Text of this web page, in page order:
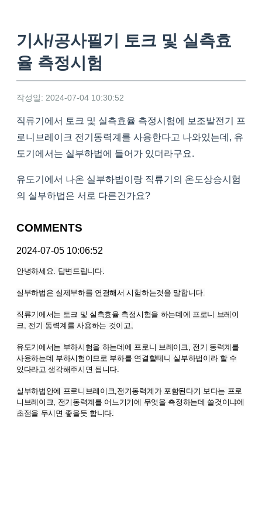
기사/공사필기 토크 및 실측효
율 측정시험
작성일: 2024-07-04 10:30:52
직류기에서 토크 및 실측효율 측정시험에 보조발전기 프
로니브레이크 전기동력계를 사용한다고 나와있는데, 유
도기에서는 실부하법에 들어가 있더라구요.
유도기에서 나온 실부하법이랑 직류기의 온도상승시험
의 실부하법은 서로 다른건가요?
COMMENTS
2024-07-05 10:06:52
안녕하세요. 답변드립니다.
실부하법은 실제부하를 연결해서 시험하는것을 말합니다.
직류기에서는 토크 및 실측효율 측정시험을 하는데에 프로니 브레이
크, 전기 동력계를 사용하는 것이고,
유도기에서는 부하시험을 하는데에 프로니 브레이크, 전기 동력계를
사용하는데 부하시험이므로 부하를 연결할테니 실부하법이라 할 수
있다라고 생각해주시면 됩니다.
실부하법안에 프로니브레이크,전기동력계가 포함된다기 보다는 프로
니브레이크, 전기동력계를 어느기기에 무엇을 측정하는데 쓸것이냐에
초점을 두시면 좋을듯 합니다.